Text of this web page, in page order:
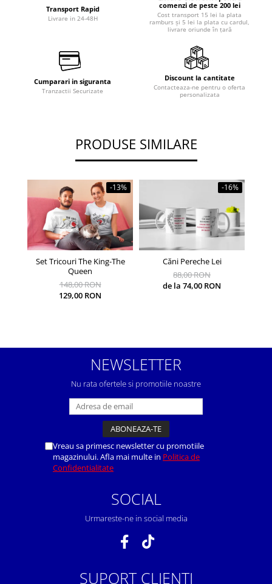
Transport Rapid
Livrare in 24-48H
comenzi de peste 200 lei
Cost transport 15 lei la plata
ramburs și 5 lei la plata cu cardul,
livrare oriunde în țară
Cumparari in siguranta
Tranzactii Securizate
Discount la cantitate
Contacteaza-ne pentru o oferta
personalizata
PRODUSE SIMILARE
-13%
Set Tricouri The King-The
Queen
148,00 RON
129,00 RON
-16%
Căni Pereche Lei
88,00 RON
de la 74,00 RON
NEWSLETTER
Nu rata ofertele si promotiile noastre
Vreau sa primesc newsletter cu promotiile
magazinului. Afla mai multe in Politica de
Confidentialitate
SOCIAL
Urmareste-ne in social media
SUPORT CLIENTI